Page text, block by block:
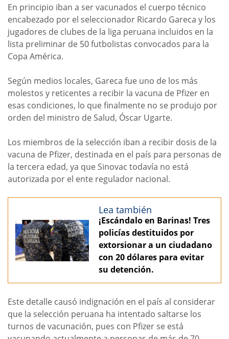
En principio iban a ser vacunados el cuerpo técnico
encabezado por el seleccionador Ricardo Gareca y los
jugadores de clubes de la liga peruana incluidos en la
lista preliminar de 50 futbolistas convocados para la
Copa América.
Según medios locales, Gareca fue uno de los más
molestos y reticentes a recibir la vacuna de Pfizer en
esas condiciones, lo que finalmente no se produjo por
orden del ministro de Salud, Óscar Ugarte.
Los miembros de la selección iban a recibir dosis de la
vacuna de Pfizer, destinada en el país para personas de
la tercera edad, ya que Sinovac todavía no está
autorizada por el ente regulador nacional.
Lea también
¡Escándalo en Barinas! Tres
policías destituidos por
extorsionar a un ciudadano
con 20 dólares para evitar
su detención.
Este detalle causó indignación en el país al considerar
que la selección peruana ha intentado saltarse los
turnos de vacunación, pues con Pfizer se está